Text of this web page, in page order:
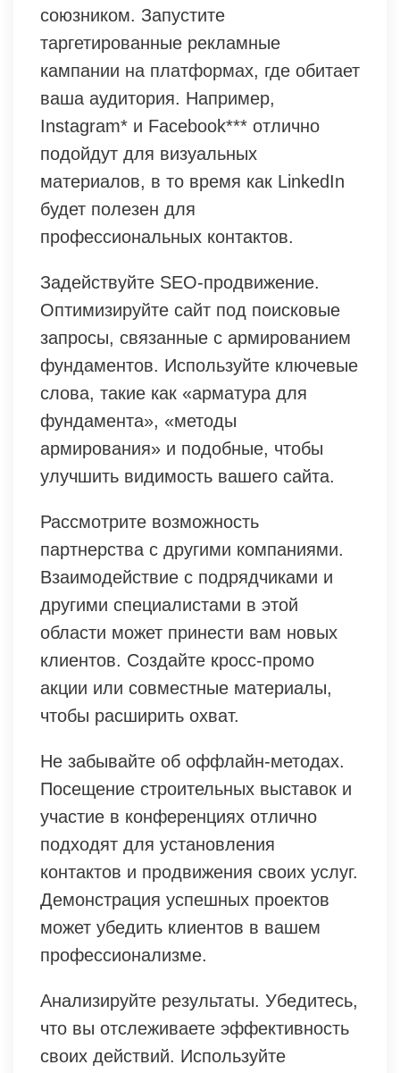
союзником. Запустите
таргетированные рекламные
кампании на платформах, где обитает
ваша аудитория. Например,
Instagram* и Facebook*** отлично
подойдут для визуальных
материалов, в то время как LinkedIn
будет полезен для
профессиональных контактов.
Задействуйте SEO-продвижение.
Оптимизируйте сайт под поисковые
запросы, связанные с армированием
фундаментов. Используйте ключевые
слова, такие как «арматура для
фундамента», «методы
армирования» и подобные, чтобы
улучшить видимость вашего сайта.
Рассмотрите возможность
партнерства с другими компаниями.
Взаимодействие с подрядчиками и
другими специалистами в этой
области может принести вам новых
клиентов. Создайте кросс-промо
акции или совместные материалы,
чтобы расширить охват.
Не забывайте об оффлайн-методах.
Посещение строительных выставок и
участие в конференциях отлично
подходят для установления
контактов и продвижения своих услуг.
Демонстрация успешных проектов
может убедить клиентов в вашем
профессионализме.
Анализируйте результаты. Убедитесь,
что вы отслеживаете эффективность
своих действий. Используйте